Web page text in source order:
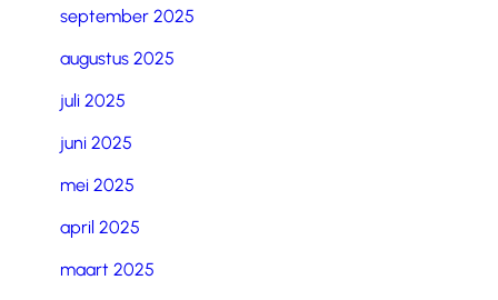
september 2025
augustus 2025
juli 2025
juni 2025
mei 2025
april 2025
maart 2025